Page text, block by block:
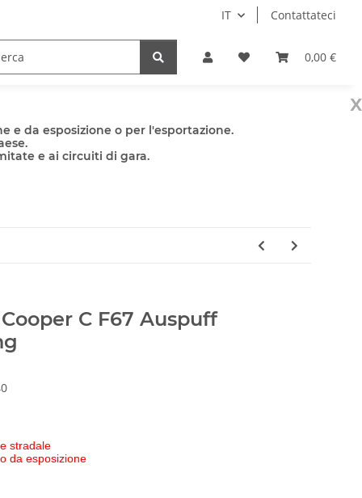
IT Contattateci
0,00 €
x
da esposizione o per l'esportazione.
e ai circuiti di gara.
C F67 Auspuff
stradale
da esposizione